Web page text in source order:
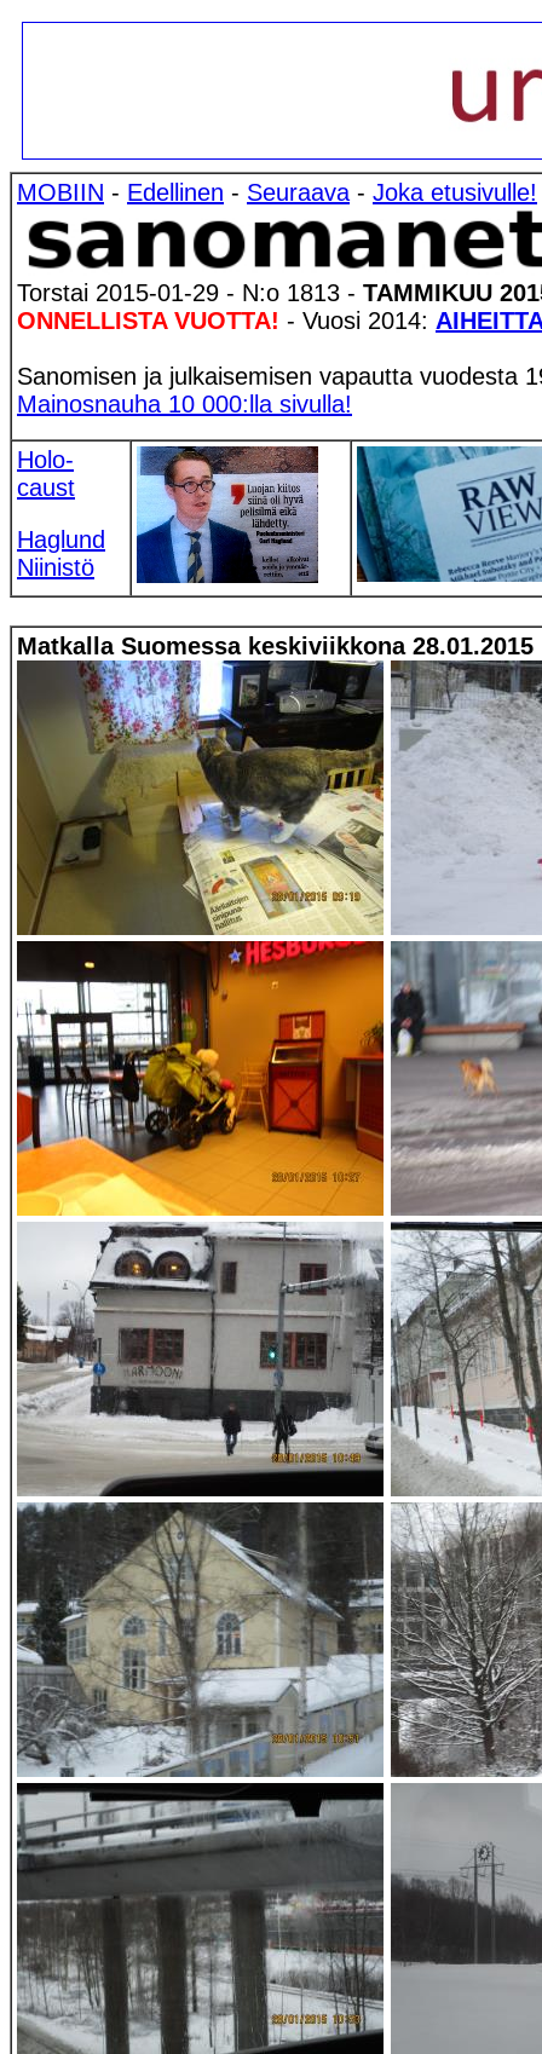
MOBIIN - Edellinen - Seuraava - Joka etusivulle!
Torstai 2015-01-29 - N:o 1813 - TAMMIKUU
ONNELLISTA VUOTTA! - Vuosi 2014:
Sanomisen ja julkaisemisen vapautta vuodesta
Mainosnauha 10 000:lla sivulla!
Holo-
caust
Haglund
Niinistö
Matkalla Suomessa keskiviikkona